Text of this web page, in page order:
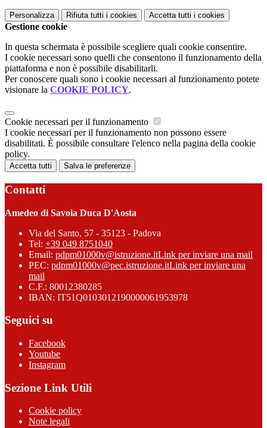
Personalizza Rifiuta tutti i cookies Accetta tutti i cookies
Gestione cookie
In questa schermata è possibile scegliere quali cookie consentire.
I cookie necessari sono quelli che consentono il funzionamento della
piattaforma e non è possibile disabilitarli.
Per conoscere quali sono i cookie necessari al funzionamento potete
visionare la COOKIE POLICY.
Cookie necessari per il funzionamento
I cookie necessari per il funzionamento non possono essere
disabilitati. È possibile consultare l'elenco nella pagina della cookie
policy.
Accetta tutti Salva le preferenze
Contatti
Amedeo di Savoia Duca D'Aosta
Via del Santo, 57 - 35123 - Padova
Tel: +39 049 8751040
Email: pdpm01000v@istruzione.itLink per inviare una mail
PEC: pdpm01000v@pec.istruzione.itLink per inviare una
mail
C.F.: 80012380285
IBAN: IT51Q0103012190000061953978
Seguici su
Facebook
Youtube
Instagram
Sezione Link Utili
Cookie policy
Note legali